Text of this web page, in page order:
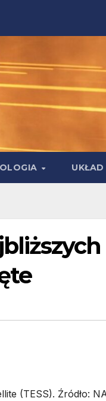
(TESS). Źródło: